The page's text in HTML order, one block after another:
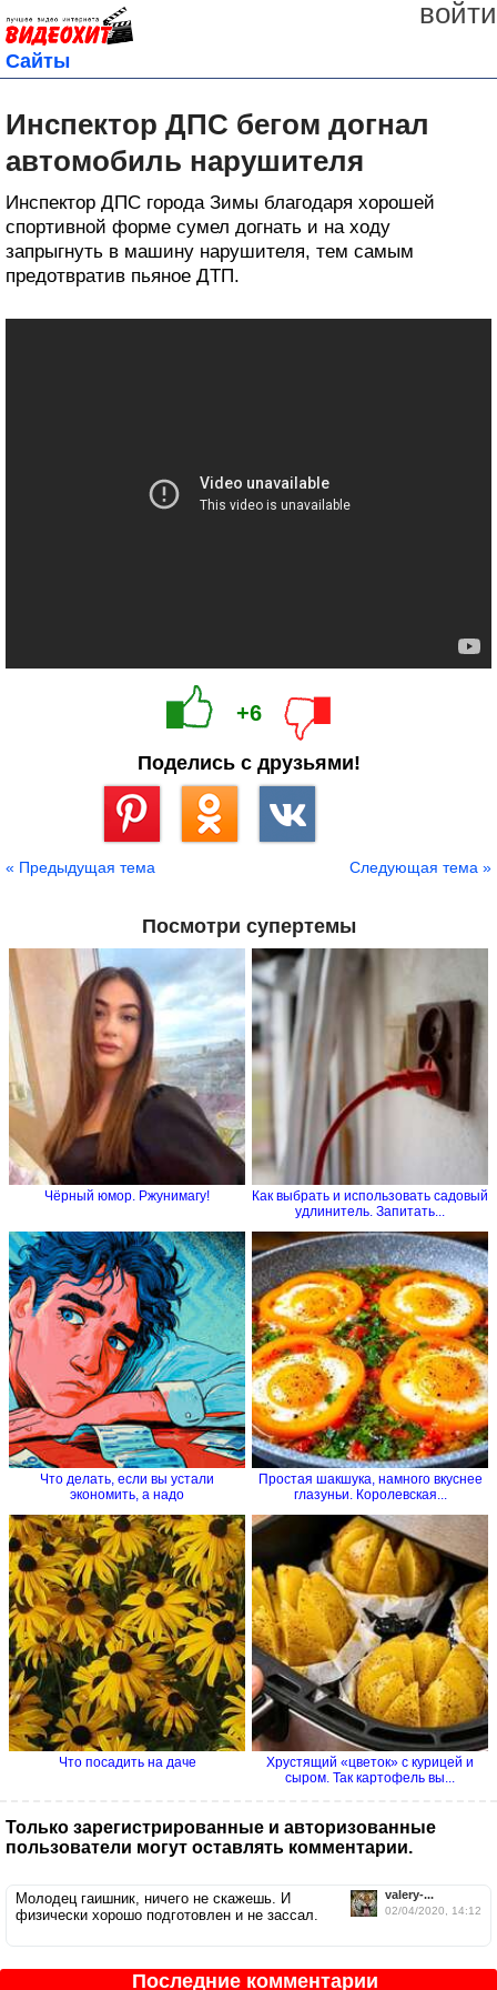
войти
Сайты
Инспектор ДПС бегом догнал
автомобиль нарушителя
Инспектор ДПС города Зимы благодаря хорошей
спортивной форме сумел догнать и на ходу
запрыгнуть в машину нарушителя, тем самым
предотвратив пьяное ДТП.
+6
Поделись с друзьями!
« Предыдущая тема Следующая тема »
Посмотри супертемы
Чёрный юмор. Ржунимагу!
Как выбрать и использовать садовый
удлинитель. Запитать...
Что делать, если вы устали
экономить, а надо
Простая шакшука, намного вкуснее
глазуньи. Королевская...
Что посадить на даче
Хрустящий «цветок» с курицей и
сыром. Так картофель вы...
Только зарегистрированные и авторизованные
пользователи могут оставлять комментарии.
valery-...
02/04/2020, 14:12
Молодец гаишник, ничего не скажешь. И
физически хорошо подготовлен и не зассал.
Последние комментарии